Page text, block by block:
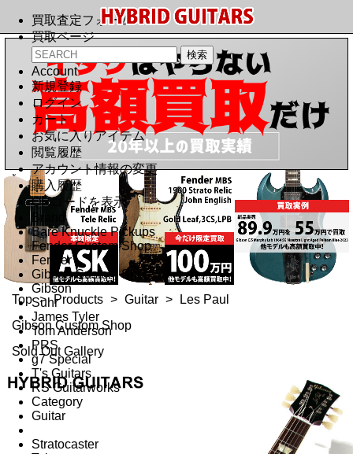
買取査定フォーム
買取ページ
Account
新規登録
ログイン
カート
お気に入りアイテム
閲覧履歴
アカウント情報の変更
購入履歴
QRコードを表示
Brand
Bare Knuckle Pickups
Fender Custom Shop
Fender
Gibson Custom Shop
Gibson
Suhr
James Tyler
Tom Anderson
PRS
g7 Special
T's Guitars
RS Guitarworks
Category
Guitar
Stratocaster
Top > Products > Guitar >
Les Paul
Gibson Custom Shop
Sold Out Gallery